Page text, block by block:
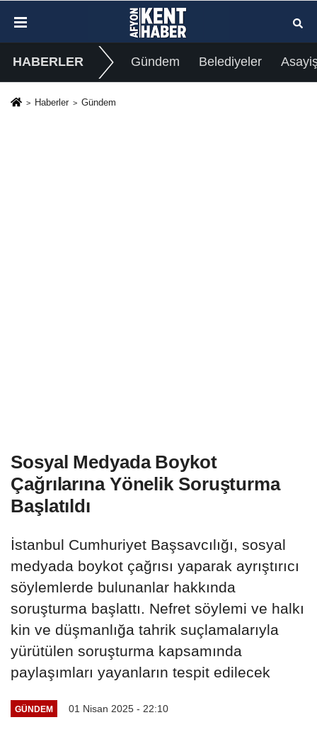
HABERLER Gündem Belediyeler
Haberler Gündem
Sosyal Medyada Boykot
Çağrılarına Yönelik Soruşturma
Başlatıldı
İstanbul Cumhuriyet Başsavcılığı, sosyal
medyada boykot çağrısı yaparak ayrıştırıcı
söylemlerde bulunanlar hakkında
soruşturma başlattı. Nefret söylemi ve halkı
kin ve düşmanlığa tahrik suçlamalarıyla
yürütülen soruşturma kapsamında
paylaşımları yayanların tespit edilecek
GÜNDEM 01 Nisan 2025 - 22:10